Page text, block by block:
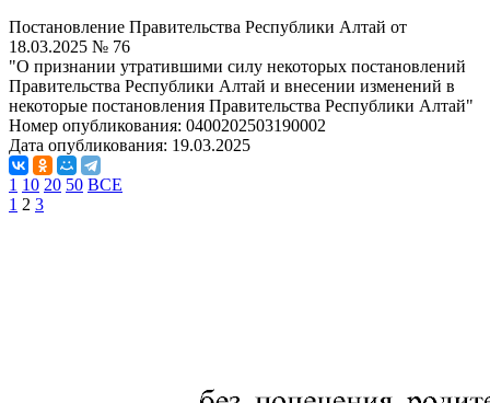
Постановление Правительства Республики Алтай от
18.03.2025 № 76
"О признании утратившими силу некоторых постановлений
Правительства Республики Алтай и внесении изменений в
некоторые постановления Правительства Республики Алтай"
Номер опубликования: 0400202503190002
Дата опубликования: 19.03.2025
1 10 20 50 ВСЕ
1 2 3